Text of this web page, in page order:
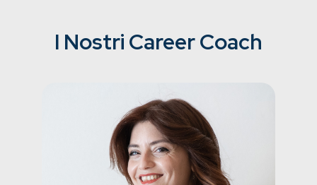
I Nostri Career Coach